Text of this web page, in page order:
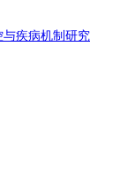
疾病机制研究